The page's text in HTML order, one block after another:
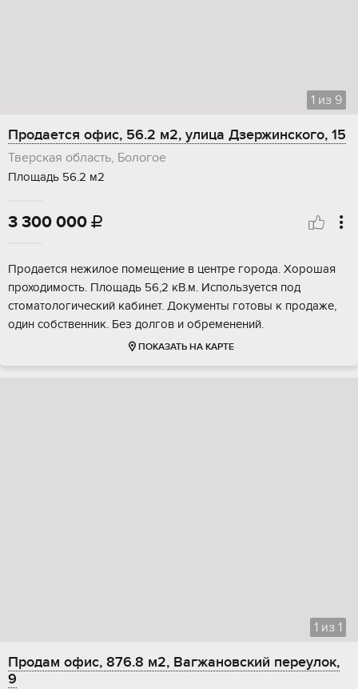
1 из 9
Продается офис, 56.2 м2, улица Дзержинского, 15
Тверская область, Бологое
Площадь 56.2 м2
3 300 000 
Продается нежилое помещение в центре города. Хорошая
проходимость. Площадь 56,2 кВ.м. Используется под
стоматологический кабинет. Документы готовы к продаже,
один собственник. Без долгов и обременений.
ПОКАЗАТЬ НА КАРТЕ
1 из 1
Продам офис, 876.8 м2, Вагжановский переулок,
9